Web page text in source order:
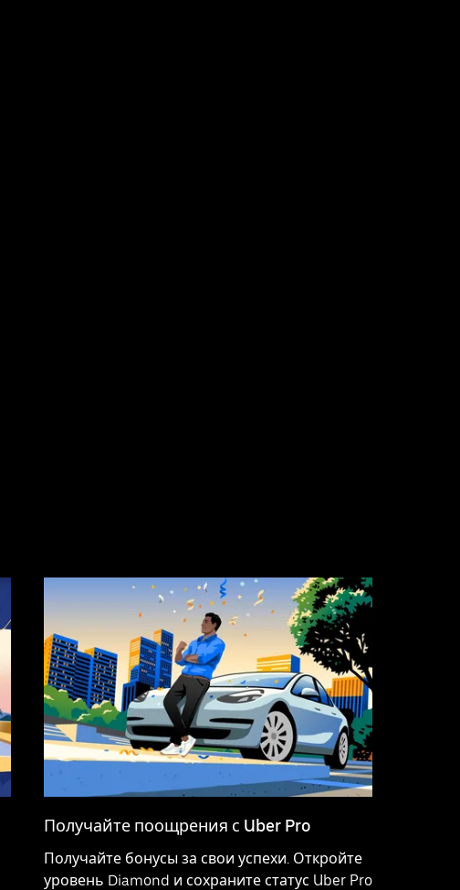
Получайте поощрения с Uber Pro
Получайте бонусы за свои успехи. Откройте
уровень Diamond и сохраните статус Uber Pro